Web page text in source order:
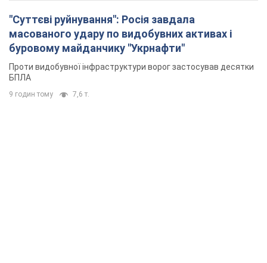
"Суттєві руйнування": Росія завдала
масованого удару по видобувних активах і
буровому майданчику "Укрнафти"
Проти видобувної інфраструктури ворог застосував десятки
БПЛА
9 годин тому 7,6 т.